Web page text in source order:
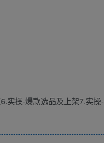
实操-爆款选品及上架7.实操-